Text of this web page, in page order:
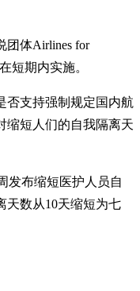
团体Airlines for
短期内实施。
否支持强制规定国内航
缩短人们的自我隔离天
发布缩短医护人员自
天数从10天缩短为七